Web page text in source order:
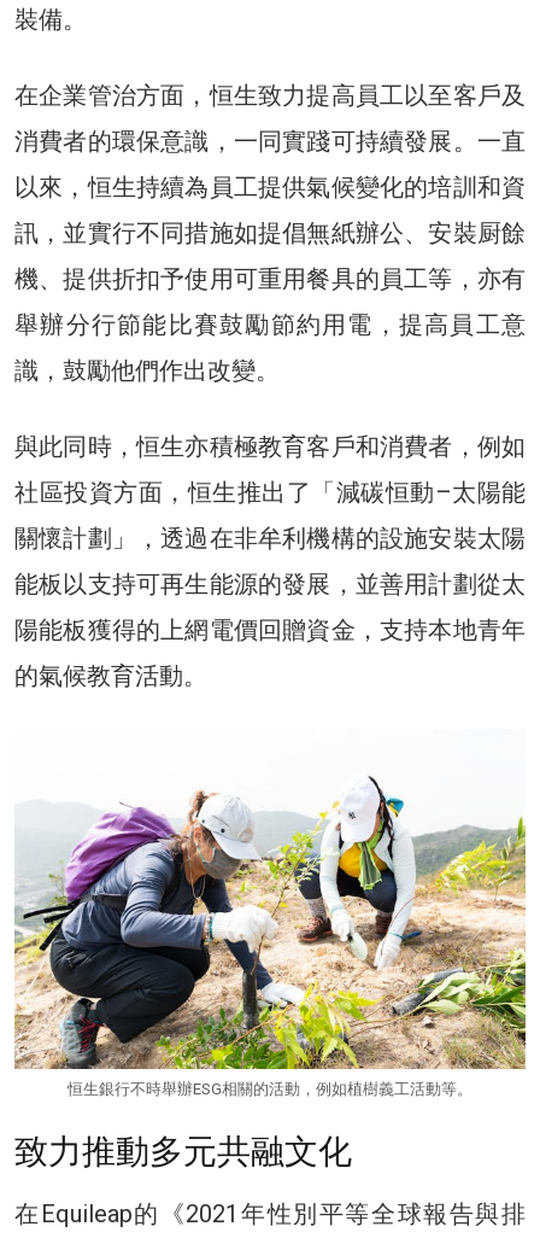
裝備。
在企業管治方面，恒生致力提高員工以至客戶及
消費者的環保意識，一同實踐可持續發展。一直
以來，恒生持續為員工提供氣候變化的培訓和資
訊，並實行不同措施如提倡無紙辦公、安裝厨餘
機、提供折扣予使用可重用餐具的員工等，亦有
舉辦分行節能比賽鼓勵節約用電，提高員工意
識，鼓勵他們作出改變。
與此同時，恒生亦積極教育客戶和消費者，例如
社區投資方面，恒生推出了「減碳恒動–太陽能
關懷計劃」，透過在非牟利機構的設施安裝太陽
能板以支持可再生能源的發展，並善用計劃從太
陽能板獲得的上網電價回贈資金，支持本地青年
的氣候教育活動。
恒生銀行不時舉辦ESG相關的活動，例如植樹義工活動等。
致力推動多元共融文化
在Equileap的《2021年性別平等全球報告與排